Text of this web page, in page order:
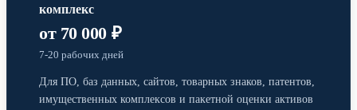
комплекс
от 70 000 ₽
7-20 рабочих дней
Для ПО, баз данных, сайтов, товарных знаков, патентов,
имущественных комплексов и пакетной оценки активов